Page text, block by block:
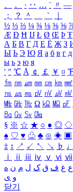
、
。 · ‥ … ¨ 〃 ―
；
？ ＾ ｀
½ ⅓ ⅔ ¼ ¾ ⅛ ⅜ ⅝
Æ Ð Ħ Ĳ Ł Ø Œ Þ Ŧ
А Б В Г Д Е Ё Ж З
Ы Ь Э Ю Я а б в г д
ы ь э ю я
′ ″ ℃ Å ￠ ￡ ￥ ¤ ℉
㎙ ㎚ ㎛ ㎜ ㎝ ㎞ ㎟
㎱ ㎲ ㎳ ㎴ ㎵ ㎶ ㎷
㎒ ㎓ ㎔ Ω ㏀ ㏁ ㎊
㏃ ㏉ ㏜ ㏆
§ ※ ☆ ★ ○ ● ◎ ◇
♠ ♡ ♥ ♧ ♣ ⊙ ◈ ▣
‡ ↕ ↗ ↙ ↖ ↘ ♭ ♩
ⅰ
ⅱ ⅲ ⅳ ⅴ ⅵ ⅶ
ع غ ف ق ک ل م ن ه
و ی
닫기